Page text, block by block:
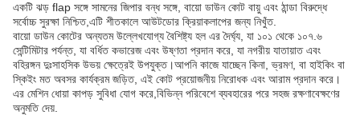
একটি ঝড় flap সঙ্গে সামনের জিপার বন্ধ সঙ্গে, বায়ো ডাউন কোট বায়ু এবং ঠান্ডা বিরুদ্ধে
সর্বোচ্চ সুরক্ষা নিশ্চিত,এটি শীতকালে আউটডোর ক্রিয়াকলাপের জন্য নিখুঁত.
বায়ো ডাউন কোটের অন্যতম উল্লেখযোগ্য বৈশিষ্ট্য হল এর দৈর্ঘ্য, যা ১০১ থেকে ১০৭.৬
সেন্টিমিটার পর্যন্ত, যা বর্ধিত কভারেজ এবং উষ্ণতা প্রদান করে, যা নগরীয় যাতায়াত এবং
বহিরঙ্গন দুঃসাহসিক উভয় ক্ষেত্রেই উপযুক্ত।আপনি কাজে যাচ্ছেন কিনা, ভ্রমণ, বা হাইকিং বা
স্কিইং মত অবসর কার্যক্রম জড়িত, এই কোট প্রয়োজনীয় নিরোধক এবং আরাম প্রদান করে।
এর মেশিন ধোয়া কাপড় সুবিধা যোগ করে,বিভিন্ন পরিবেশে ব্যবহারের পরে সহজ রক্ষণাবেক্ষণের
অনুমতি দেয়.